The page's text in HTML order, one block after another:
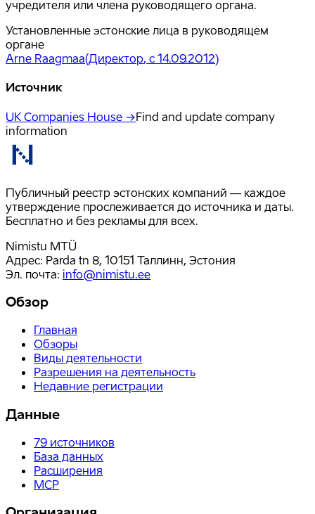
учредителя или члена руководящего органа.
Установленные эстонские лица в руководящем
органе
Arne Raagmaa(Директор, с 14.09.2012)
Источник
UK Companies House →Find and update company
information
Публичный реестр эстонских компаний — каждое
утверждение прослеживается до источника и даты.
Бесплатно и без рекламы для всех.
Nimistu MTÜ
Адрес: Parda tn 8, 10151 Таллинн, Эстония
Эл. почта: info@nimistu.ee
Обзор
Главная
Обзоры
Виды деятельности
Разрешения на деятельность
Недавние регистрации
Данные
79 источников
База данных
Расширения
MCP